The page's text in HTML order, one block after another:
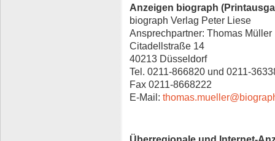
Anzeigen biograph
biograph Verlag Peter Liese
Ansprechpartner: Thomas Müller
Citadellstraße 14
40213 Düsseldorf
Tel. 0211-866820 und 0211-
Fax 0211-8668222
E-Mail: